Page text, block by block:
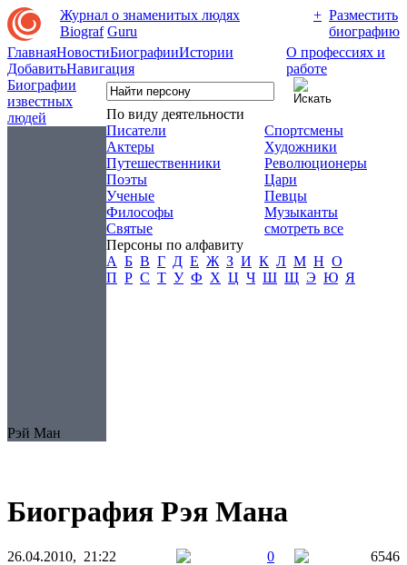
Журнал о знаменитых людях
Biograf Guru
+ Разместить
биографию
ГлавнаяНовостиБиографииИстории
ДобавитьНавигация
О профессиях и
работе
Биографии
известных
людей
Рэй Ман
По виду деятельности
Писатели
Актеры
Путешественники
Поэты
Ученые
Философы
Святые
Спортсмены
Художники
Революционеры
Цари
Певцы
Музыканты
смотреть все
Персоны по алфавиту
А Б В Г Д Е Ж З И К Л М Н О
П Р С Т У Ф Х Ц Ч Ш Щ Э Ю Я
Биография Рэя Мана
26.04.2010, 21:22 0
6546